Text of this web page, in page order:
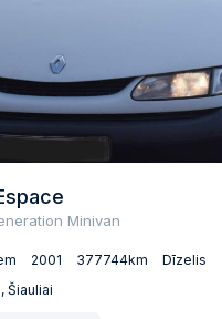
Minivan
2001 377744km
Dīzelis
Šiauliai